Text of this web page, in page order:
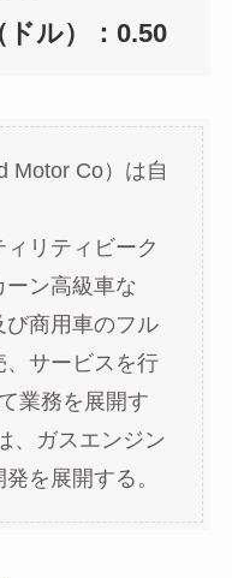
ドル）：0.50
Motor Co）は自
リティビーク
ン高級車な
び商用車のフル
、サービスを行
業務を展開す
、ガスエンジン
を展開する。